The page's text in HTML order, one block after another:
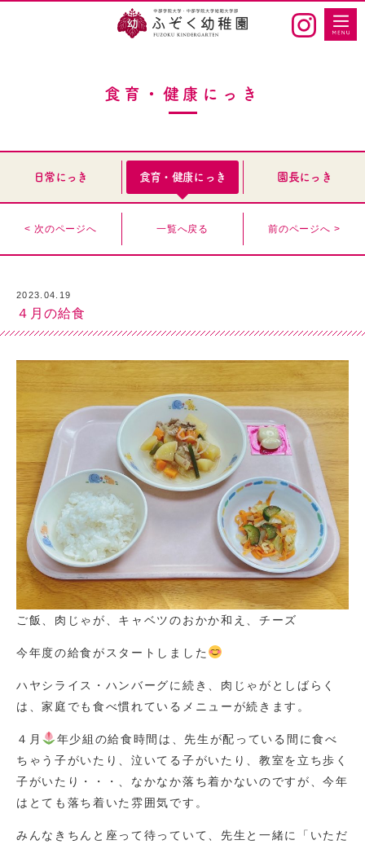
食育・健康にっき
日常にっき 食育・健康にっき 園長にっき
< 次のページへ 一覧へ戻る 前のページへ >
2023.04.19
４月の給食
ご飯、肉じゃが、キャベツのおかか和え、チーズ
今年度の給食がスタートしました
ハヤシライス・ハンバーグに続き、肉じゃがとしばらく
は、家庭でも食べ慣れているメニューが続きます。
４月
年少組の給食時間は、先生が配っている間に食べ
ちゃう子がいたり、泣いてる子がいたり、教室を立ち歩く
子がいたり・・・、なかなか落ち着かないのですが、今年
はとても落ち着いた雰囲気です。
みんなきちんと座って待っていて、先生と一緒に「いただ